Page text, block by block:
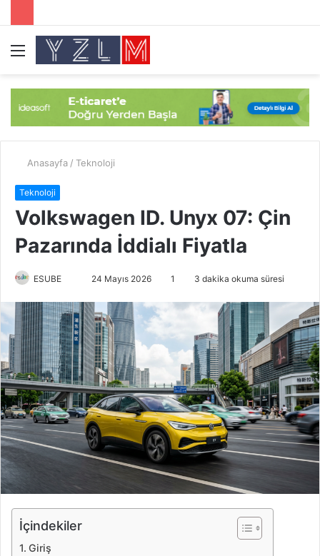
Menü
Anasayfa / Teknoloji
Teknoloji
Volkswagen ID. Unyx 07: Çin
Pazarında İddialı Fiyatla
ESUBE
r
e
-
p
o
s
t
a
g
n
24 Mayıs 2026 1 3 dakika okuma süresi
İçindekiler
Giriş